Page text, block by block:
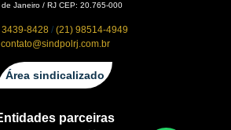
de Janeiro / RJ CEP: 20.765-000
3439-8428 / (21) 98514-4949
contato@sindpolrj.com.br
Área sindicalizado
parceiras